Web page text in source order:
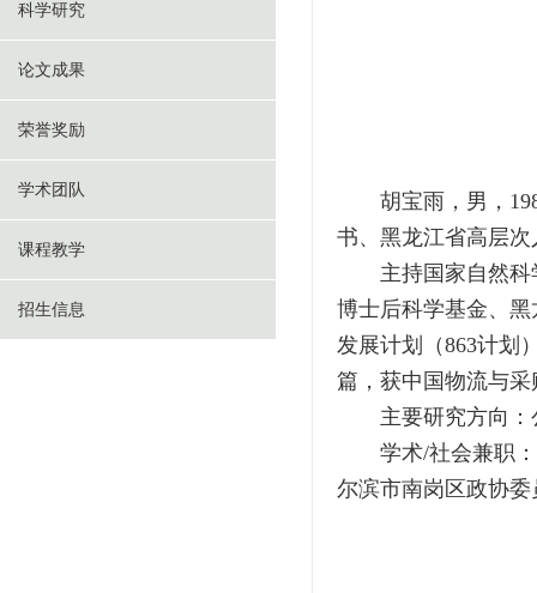
科学研究
论文成果
荣誉奖励
学术团队
课程教学
招生信息
胡宝雨，男，
书、黑龙江省高层
主持国家自然
博士后科学基金、
发展计划（863计划
篇，获中国物流与
主要研究方向
学术/社会兼职：
尔滨市南岗区政协委